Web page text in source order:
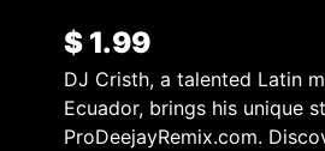
$1.99
DJ Cristh, a talented Latin
Ecuador, brings his unique
ProDeejayRemix.com.